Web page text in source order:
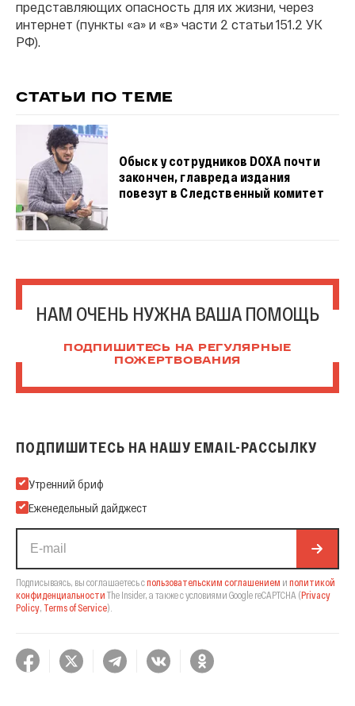
представляющих опасность для их жизни, через
интернет (пункты «а» и «в» части 2 статьи 151.2 УК
РФ).
СТАТЬИ ПО ТЕМЕ
Обыск у сотрудников DOXA почти
закончен, главреда издания
повезут в Следственный комитет
НАМ ОЧЕНЬ НУЖНА ВАША ПОМОЩЬ
ПОДПИШИТЕСЬ НА РЕГУЛЯРНЫЕ
ПОЖЕРТВОВАНИЯ
ПОДПИШИТЕСЬ НА НАШУ EMAIL-РАССЫЛКУ
Подпишитесь на нашу Email-рассылку
Утренний бриф
Еженедельный дайджест
Подписываясь, вы соглашаетесь спользовательским соглашением и политикой
конфиденциальности The Insider, а также с условиями Google reCAPTCHA (Privacy
Policy Terms of Service).